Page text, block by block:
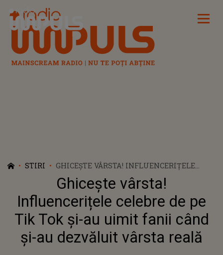
Radio Impuls
STIRI
GHICEȘTE VÂRSTA! INFLUENCERIȚELE
CELEBRE DE PE TIK TOK ȘI-AU UIMIT
FANII CÂND ȘI-AU DEZVĂLUIT VÂRSTA
REALĂ
Ghicește vârsta!
Influencerițele celebre de pe
Tik Tok și-au uimit fanii când
și-au dezvăluit vârsta reală